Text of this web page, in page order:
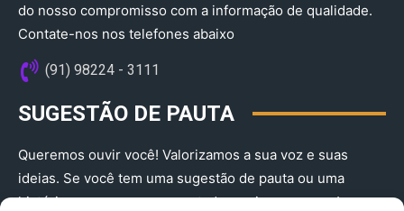
do nosso compromisso com a informação de qualidade.
Contate-nos nos telefones abaixo
(91) 98224 - 3111
SUGESTÃO DE PAUTA
Queremos ouvir você! Valorizamos a sua voz e suas
ideias. Se você tem uma sugestão de pauta ou uma
história que merece ser contada, envie-nos agora!